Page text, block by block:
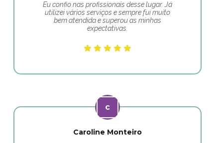
Eu confio nas profissionais desse lugar. Já
utilizei vários serviços e sempre fui muito
bem atendida e superou as minhas
expectativas.
Caroline Monteiro